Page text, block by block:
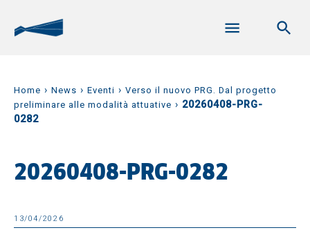
Home › News › Eventi › Verso il nuovo PRG. Dal progetto
preliminare alle modalità attuative › 20260408-PRG-
0282
20260408-PRG-0282
13/04/2026